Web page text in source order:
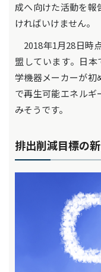
成へ向けた活動を報
ければいけません。
2018年1月28日時
盟しています。日
学機器メーカーが初
で再生可能エネル
みそうです。
排出削減目標の